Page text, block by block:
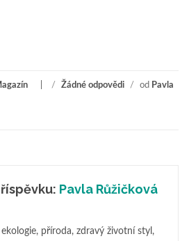
/ Žádné odpovědi / od Pavla
Pavla Růžičková
příroda, zdravý životní styl,